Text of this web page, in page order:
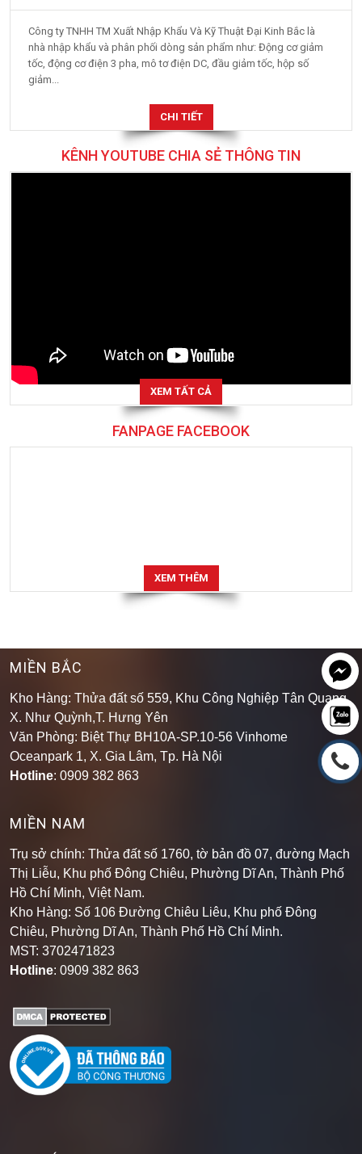
Công ty TNHH TM Xuất Nhập Khẩu Và Kỹ Thuật Đại Kinh Bắc là
nhà nhập khẩu và phân phối dòng sản phẩm như: Động cơ giảm
tốc, động cơ điện 3 pha, mô tơ điện DC, đầu giảm tốc, hộp số
giảm...
CHI TIẾT
KÊNH YOUTUBE CHIA SẺ THÔNG TIN
XEM TẤT CẢ
FANPAGE FACEBOOK
XEM THÊM
MIỀN BẮC
Kho Hàng: Thửa đất số 559, Khu Công Nghiệp Tân Quang,
X. Như Quỳnh,T. Hưng Yên
Văn Phòng: Biệt Thự BH10A-SP.10-56 Vinhome
Oceanpark 1, X. Gia Lâm, Tp. Hà Nội
Hotline: 0909 382 863
MIỀN NAM
Trụ sở chính: Thửa đất số 1760, tờ bản đồ 07, đường Mạch
Thị Liễu, Khu phố Đông Chiêu, Phường Dĩ An, Thành Phố
Hồ Chí Minh, Việt Nam.
Kho Hàng: Số 106 Đường Chiêu Liêu, Khu phố Đông
Chiêu, Phường Dĩ An, Thành Phố Hồ Chí Minh.
MST: 3702471823
Hotline: 0909 382 863